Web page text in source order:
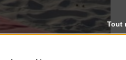
Tout